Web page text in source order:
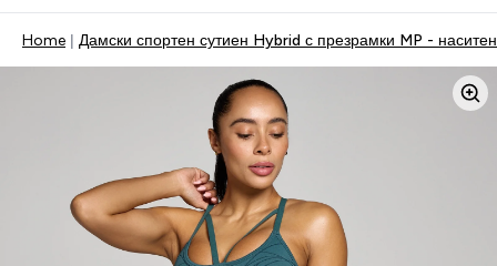
Home Дамски спортен сутиен Hybrid с презрамки MP -